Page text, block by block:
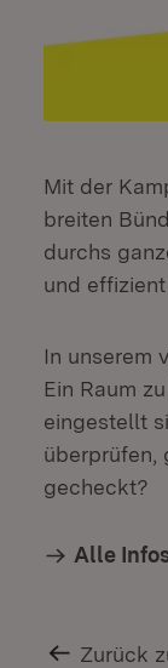
Mit der
breiten
durchs
und effizient
In unserem
Ein Raum
eingestellt
überprüfen,
gecheckt?
Alle
Zurück